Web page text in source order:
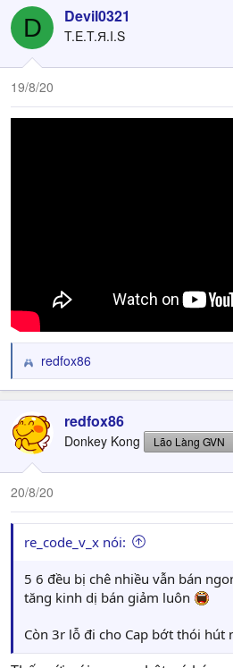
c
i
o
n
:
D Devil0321
T.E.T.Я.I.S
19/8/20
R
e
c
t
i
o
n
s
:
redfox86
redfox86
Donkey Kong Lão Làng GVN
20/8/20
re_code_v_x nói:
5 6 đều bị chê nhiều vẫn bán
tăng kinh dị bán giảm luôn
Còn 3r lỗ đi cho Cap bớt thói hút